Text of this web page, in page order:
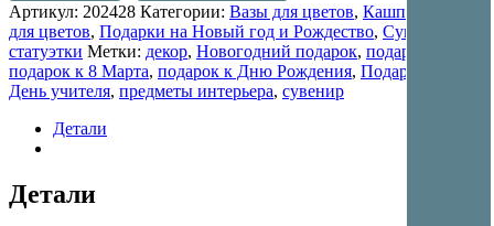
Артикул: 202428 Категории: Вазы для цветов, Кашпо и вазы
для цветов, Подарки на Новый год и Рождество, Сувениры и
статуэтки Метки: декор, Новогодний подарок, подарок
подарок к 8 Марта, подарок к Дню Рождения, Подарок на
День учителя, предметы интерьера, сувенир
Детали
Детали